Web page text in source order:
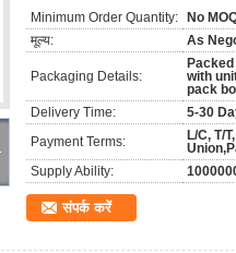
Minimum Order Quantity:
No
मूल्य:
As
Packaging Details:
with
pack
Delivery Time:
5-30
Payment Terms:
L/C, T/
Supply Ability:
संपर्क करें